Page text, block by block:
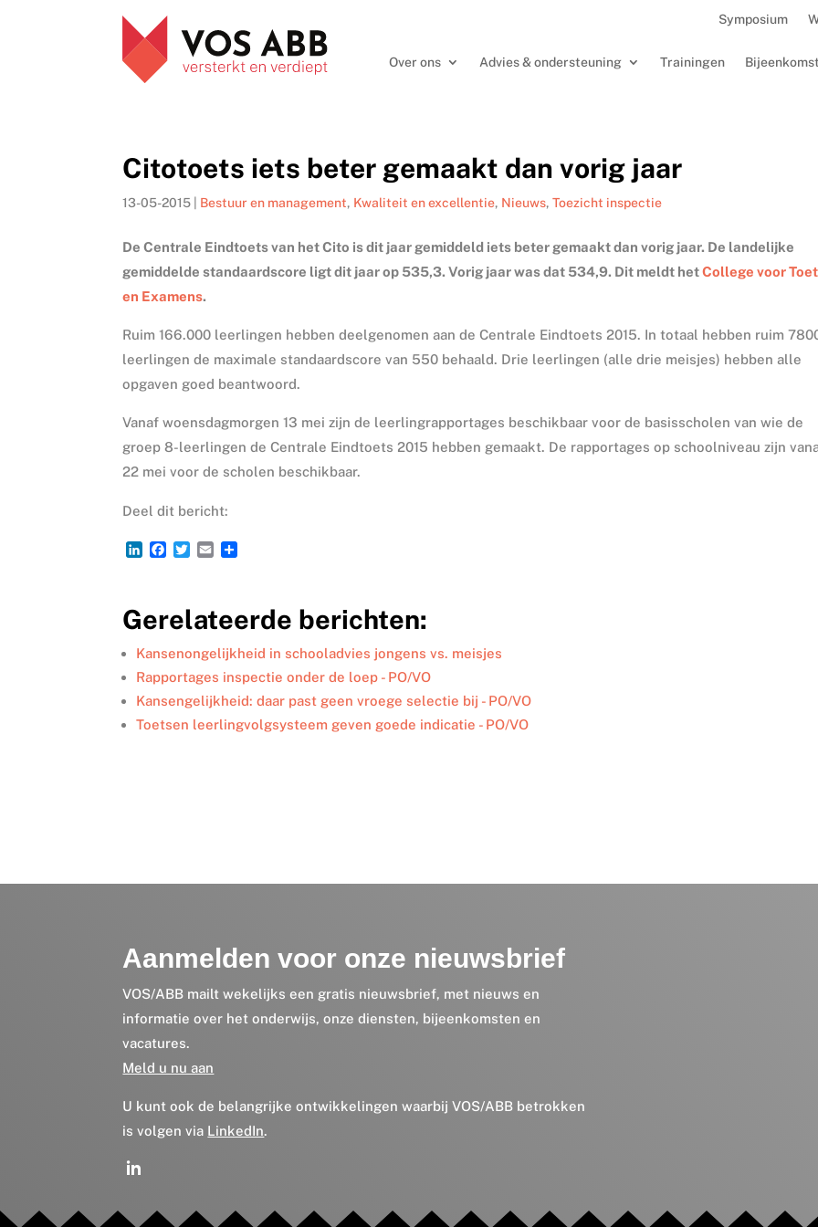
Symposium
Over ons Advies & ondersteuning Trainingen
Citotoets iets beter gemaakt dan vorig jaar
13-05-2015 Bestuur en management, Kwaliteit en excellentie, Nieuws,Toezicht inspectie
De Centrale Eindtoets van het Cito is dit jaar gemiddeld iets beter gemaakt dan vorig jaar. De landelijke
gemiddelde standaardscore ligt dit jaar op 535,3. Vorig jaar was dat 534,9. Dit meldt hetCollege voor
en Examens.
Ruim 166.000 leerlingen hebben deelgenomen aan de Centrale Eindtoets 2015. In totaal hebben ruim
leerlingen de maximale standaardscore van 550 behaald. Drie leerlingen (alle drie meisjes) hebben alle
opgaven goed beantwoord.
Vanaf woensdagmorgen 13 mei zijn de leerlingrapportages beschikbaar voor de basisscholen van wie de
groep 8-leerlingen de Centrale Eindtoets 2015 hebben gemaakt. De rapportages op schoolniveau zijn
22 mei voor de scholen beschikbaar.
Deel dit bericht:
L
e
d
I
n
F
b
o
o
k
T
t
e
r
E
l
n
Gerelateerde berichten:
Kansenongelijkheid in schooladvies jongens vs. meisjes
Rapportages inspectie onder de loep - PO/VO
Kansengelijkheid: daar past geen vroege selectie bij - PO/VO
Toetsen leerlingvolgsysteem geven goede indicatie - PO/VO
Aanmelden voor onze nieuwsbrief
VOS/ABB mailt wekelijks een gratis nieuwsbrief, met nieuws en
informatie over het onderwijs, onze diensten, bijeenkomsten en
vacatures.
Meld u nu aan
U kunt ook de belangrijke ontwikkelingen waarbij VOS/ABB betrokken
is volgen via LinkedIn.